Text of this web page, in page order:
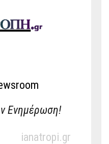
Ενημέρωση!
ianatropi.gr